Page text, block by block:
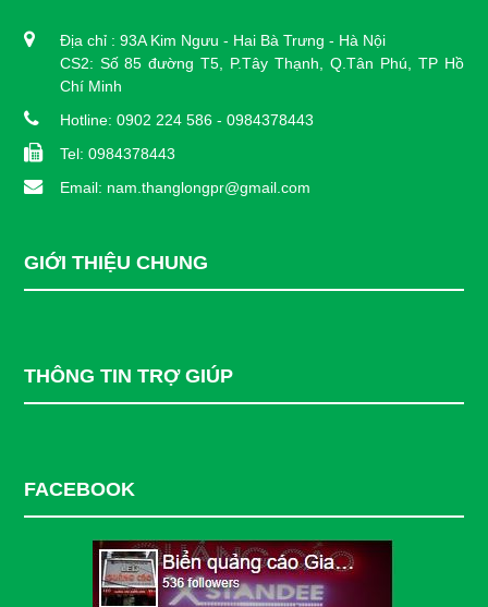
Địa chỉ : 93A Kim Ngưu - Hai Bà Trưng - Hà Nội
CS2: Số 85 đường T5, P.Tây Thạnh, Q.Tân Phú, TP Hồ
Chí Minh
Hotline: 0902 224 586 - 0984378443
Tel: 0984378443
Email: nam.thanglongpr@gmail.com
GIỚI THIỆU CHUNG
THÔNG TIN TRỢ GIÚP
FACEBOOK